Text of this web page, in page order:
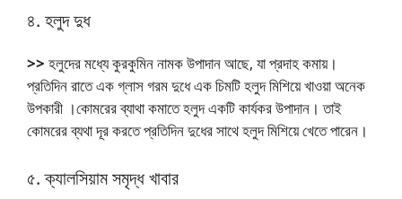
৪. হলুদ দুধ
>> হলুদের মধ্যে কুরকুমিন নামক উপাদান আছে, যা প্রদাহ কমায়।
প্রতিদিন রাতে এক গ্লাস গরম দুধে এক চিমটি হলুদ মিশিয়ে খাওয়া অনেক
উপকারী ।কোমরের ব্যাথা কমাতে হলুদ একটি কার্যকর উপাদান। তাই
কোমরের ব্যথা দূর করতে প্রতিদিন দুধের সাথে হলুদ মিশিয়ে খেতে পারেন।
৫.ক্যালসিয়াম সমৃদ্ধ খাবার